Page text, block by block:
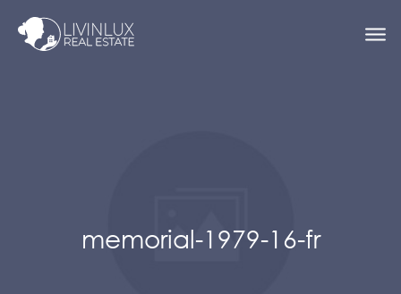
memorial-1979-16-fr